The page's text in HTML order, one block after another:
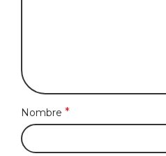
Nombre *